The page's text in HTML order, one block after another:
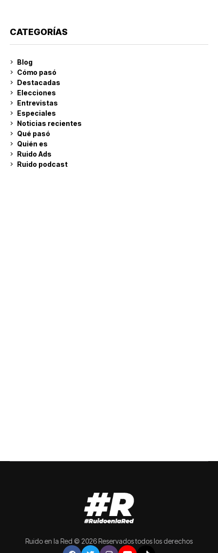
CATEGORÍAS
Blog
Cómo pasó
Destacadas
Elecciones
Entrevistas
Especiales
Noticias recientes
Qué pasó
Quién es
Ruido Ads
Ruido podcast
Ruido en la Red © 2026 Reservados todos los derechos